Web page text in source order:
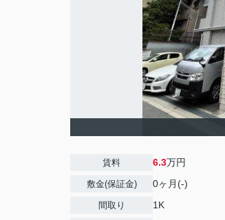
賃料 6.3万円
敷金(保証金) 0ヶ月(-)
間取り 1K